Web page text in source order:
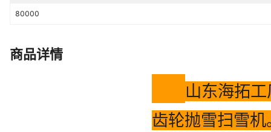
80000
商品详情